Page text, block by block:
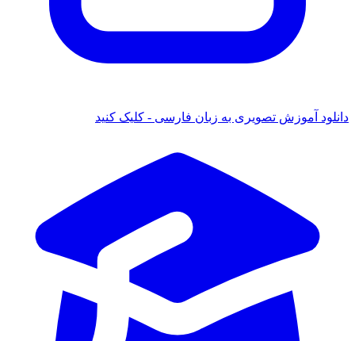
دانلود آموزش تصویری به زبان فارسی - کلیک کنید